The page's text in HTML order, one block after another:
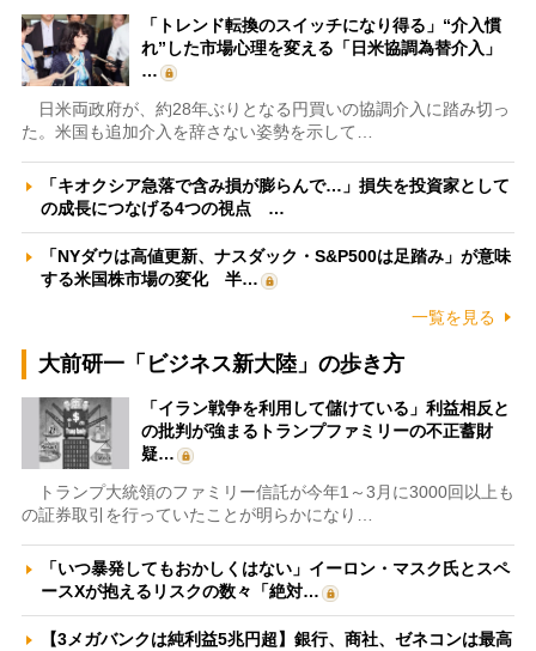
「トレンド転換のスイッチになり得る」“介入慣
れ”した市場心理を変える「日米協調為替介入」
…
日米両政府が、約28年ぶりとなる円買いの協調介入に踏み切っ
た。米国も追加介入を辞さない姿勢を示して…
「キオクシア急落で含み損が膨らんで…」損失を投資家として
の成長につなげる4つの視点 …
「NYダウは高値更新、ナスダック・S&P500は足踏み」が意味
する米国株市場の変化 半…
一覧を見る
大前研一「ビジネス新大陸」の歩き方
「イラン戦争を利用して儲けている」利益相反と
の批判が強まるトランプファミリーの不正蓄財
疑…
トランプ大統領のファミリー信託が今年1～3月に3000回以上も
の証券取引を行っていたことが明らかになり…
「いつ暴発してもおかしくはない」イーロン・マスク氏とスペ
ースXが抱えるリスクの数々「絶対…
【3メガバンクは純利益5兆円超】銀行、商社、ゼネコンは最高